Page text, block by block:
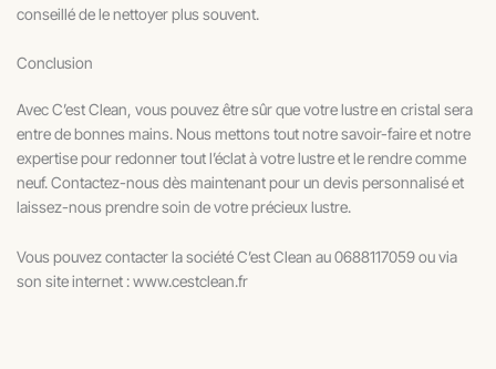
conseillé de le nettoyer plus souvent.
Conclusion
Avec C’est Clean, vous pouvez être sûr que votre lustre en cristal sera
entre de bonnes mains. Nous mettons tout notre savoir-faire et notre
expertise pour redonner tout l’éclat à votre lustre et le rendre comme
neuf. Contactez-nous dès maintenant pour un devis personnalisé et
laissez-nous prendre soin de votre précieux lustre.
Vous pouvez contacter la société C’est Clean au 0688117059 ou via
son site internet : www.cestclean.fr